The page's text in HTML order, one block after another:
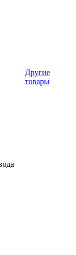
Другие
товары